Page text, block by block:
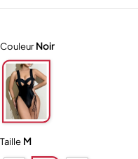
Couleur Noir
Taille M